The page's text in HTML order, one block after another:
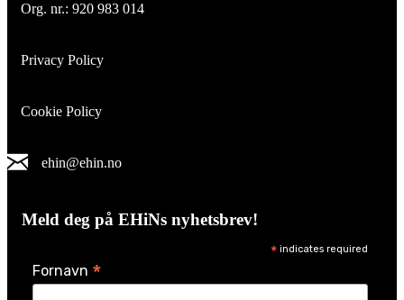
Org. nr.: 920 983 014
Privacy Policy
Cookie Policy
ehin@ehin.no
EHiN på Facebook
EHiN på LinkedIn
EHiN på Instagram
Meld deg på EHiNs nyhetsbrev!
* indicates required
Fornavn *